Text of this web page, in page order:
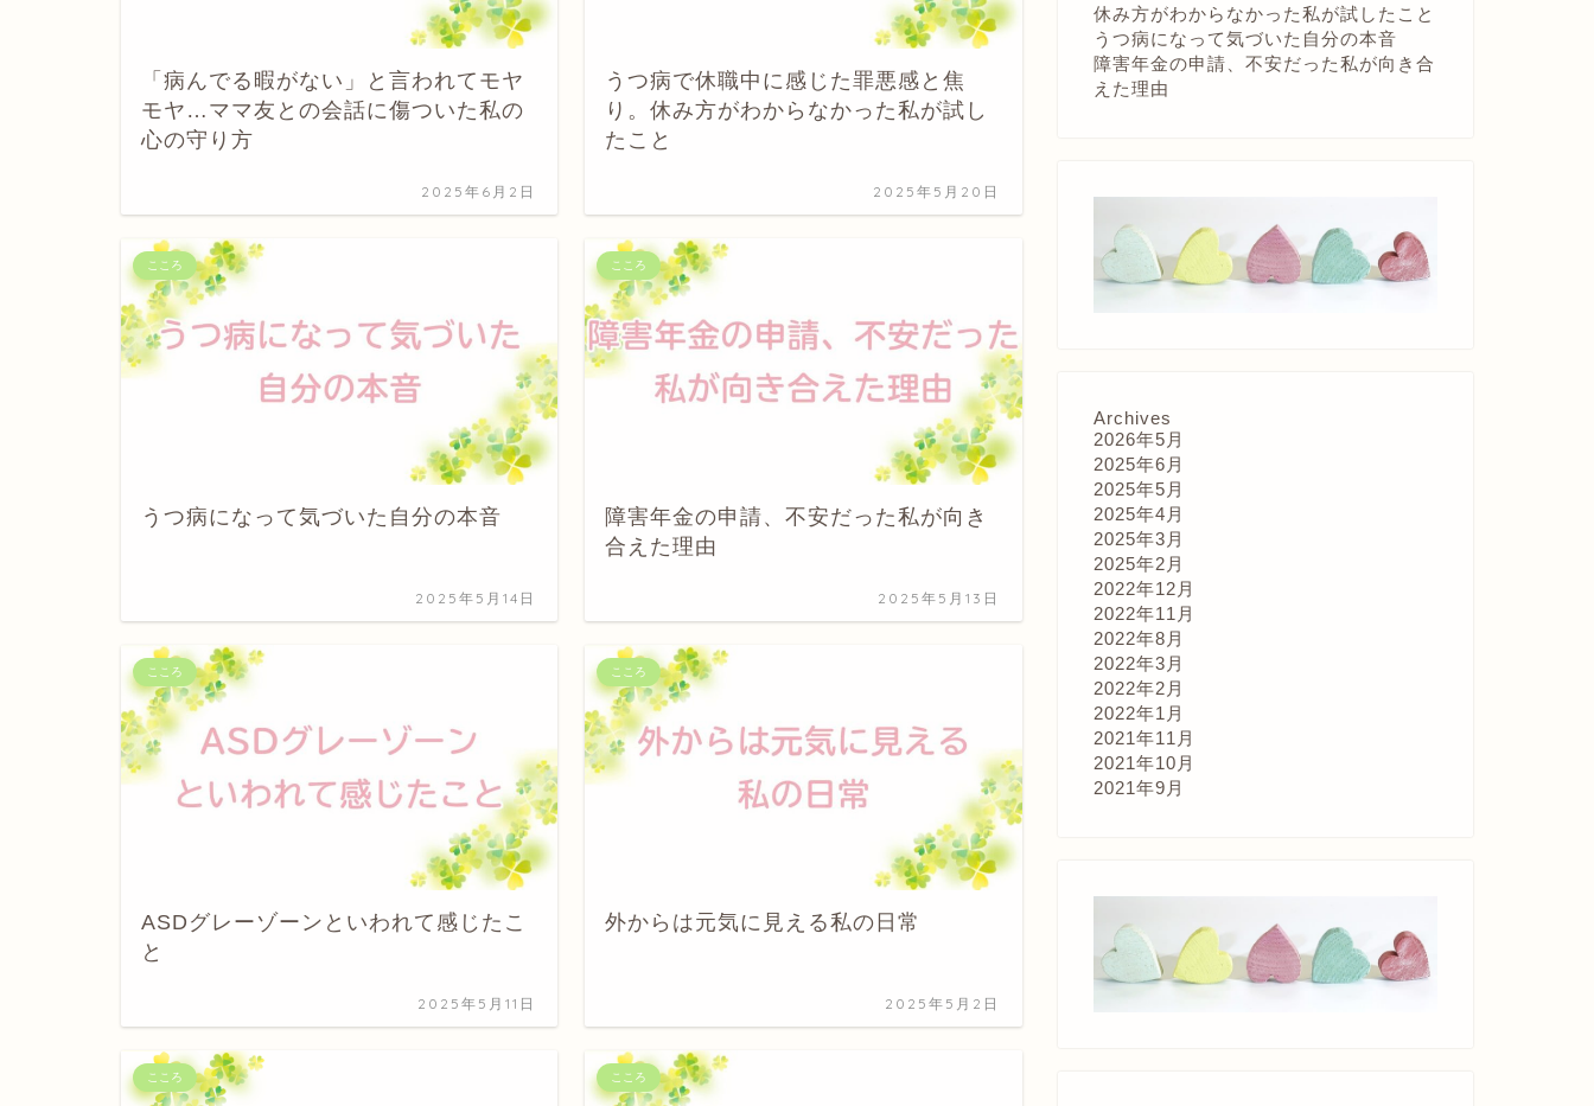
「病んでる暇がない」と言われてモヤ
モヤ…ママ友との会話に傷ついた私の
心の守り方
2025年6月2日
うつ病で休職中に感じた罪悪感と焦
り。休み方がわからなかった私が試し
たこと
2025年5月20日
こころ
うつ病になって気づいた自分の本音
2025年5月14日
こころ
障害年金の申請、不安だった私が向き
合えた理由
2025年5月13日
こころ
ASDグレーゾーンといわれて感じたこ
と
2025年5月11日
こころ
外からは元気に見える私の日常
2025年5月2日
こころ こころ
休み方がわからなかった私が試したこと
うつ病になって気づいた自分の本音
障害年金の申請、不安だった私が向き合
えた理由
Archives
2026年5月
2025年6月
2025年5月
2025年4月
2025年3月
2025年2月
2022年12月
2022年11月
2022年8月
2022年3月
2022年2月
2022年1月
2021年11月
2021年10月
2021年9月